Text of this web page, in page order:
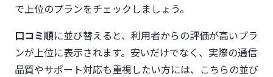
で上位のプランをチェックしましょう。
口コミ順に並び替えると、利用者からの評価が高いプラ
ンが上位に表示されます。安いだけでなく、実際の通信
品質やサポート対応も重視したい方には、こちらの並び